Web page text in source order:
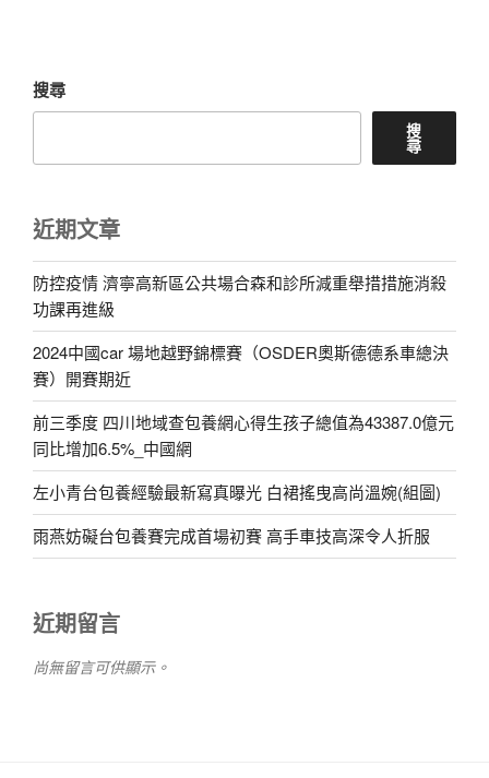
搜尋
搜
尋
近期文章
防控疫情 濟寧高新區公共場合森和診所減重舉措措施消殺
功課再進級
2024中國car 場地越野錦標賽（OSDER奧斯德德系車總決
賽）開賽期近
前三季度 四川地域查包養網心得生孩子總值為43387.0億元
同比增加6.5%_中國網
左小青台包養經驗最新寫真曝光 白裙搖曳高尚溫婉(組圖)
雨燕妨礙台包養賽完成首場初賽 高手車技高深令人折服
近期留言
尚無留言可供顯示。